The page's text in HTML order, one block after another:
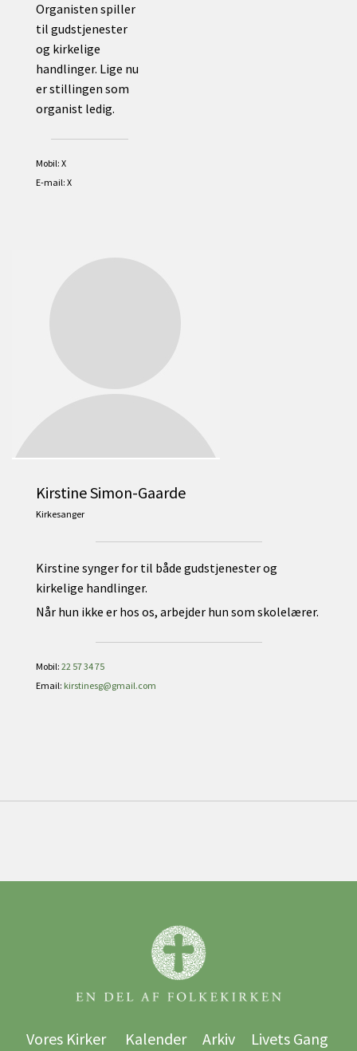
Organisten spiller
til gudstjenester
og kirkelige
handlinger. Lige nu
er stillingen som
organist ledig.
Mobil: X
E-mail: X
Kirstine Simon-Gaarde
Kirkesanger
Kirstine synger for til både gudstjenester og
kirkelige handlinger.
Når hun ikke er hos os, arbejder hun som skolelærer.
Mobil: 22 57 34 75
Email: kirstinesg@gmail.com
Vores Kirker Kalender Arkiv Livets Gang